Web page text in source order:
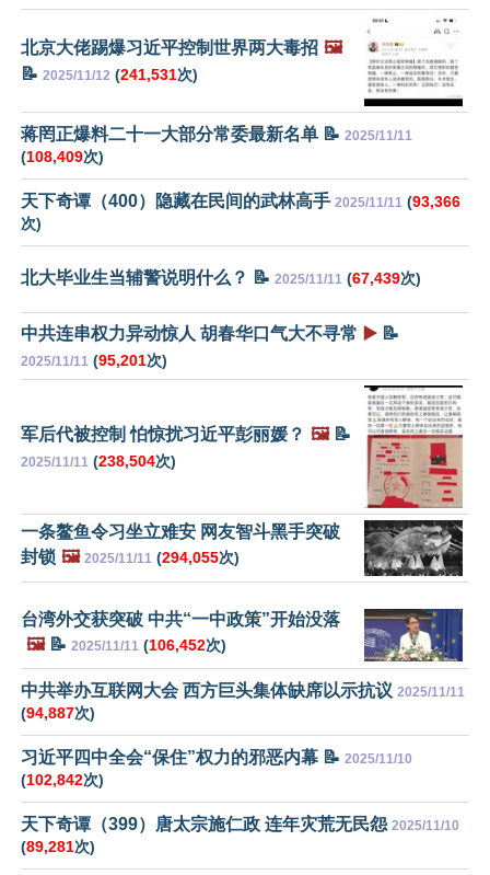
北京大佬踢爆习近平控制世界两大毒招 🖼️
📝 2025/11/12 (241,531次)
蒋罔正爆料二十一大部分常委最新名单 📝 2025/11/11
(108,409次)
天下奇谭（400）隐藏在民间的武林高手 2025/11/11 (93,366
次)
北大毕业生当辅警说明什么？ 📝 2025/11/11 (67,439次)
中共连串权力异动惊人 胡春华口气大不寻常 ▶️ 📝
2025/11/11 (95,201次)
军后代被控制 怕惊扰习近平彭丽媛？ 🖼️📝
2025/11/11 (238,504次)
一条鳌鱼令习坐立难安 网友智斗黑手突破
封锁 🖼️ 2025/11/11 (294,055次)
台湾外交获突破 中共“一中政策”开始没落
🖼️📝 2025/11/11 (106,452次)
中共举办互联网大会 西方巨头集体缺席以示抗议 2025/11/11
(94,887次)
习近平四中全会“保住”权力的邪恶内幕 📝 2025/11/10
(102,842次)
天下奇谭（399）唐太宗施仁政 连年灾荒无民怨 2025/11/10
(89,281次)